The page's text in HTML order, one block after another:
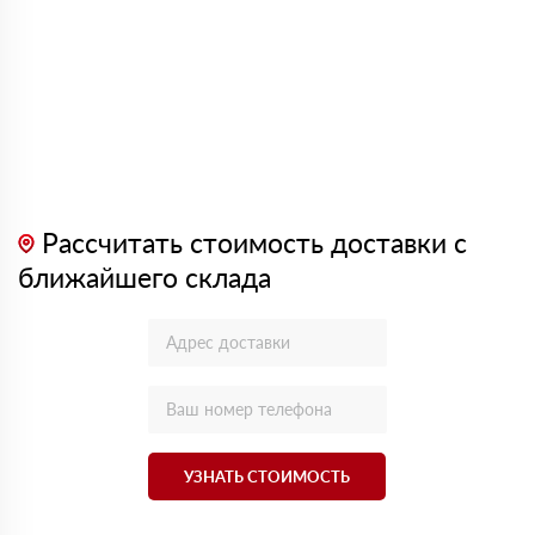
Рассчитать стоимость доставки с
ближайшего склада
УЗНАТЬ СТОИМОСТЬ